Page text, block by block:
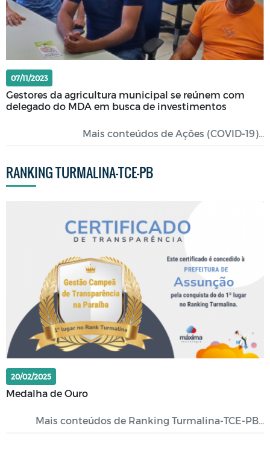
07/11/2023
Gestores da agricultura municipal se reúnem com
delegado do MDA em busca de investimentos
Mais conteúdos de Ações (COVID-19)...
RANKING TURMALINA-TCE-PB
20/02/2025
Medalha de Ouro
Mais conteúdos de Ranking Turmalina-TCE-PB...